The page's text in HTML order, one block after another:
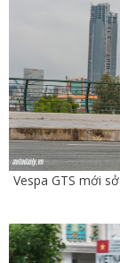
Vespa GTS mới